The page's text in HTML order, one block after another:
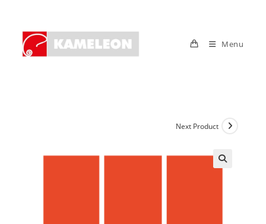
content
Menu
Next Product